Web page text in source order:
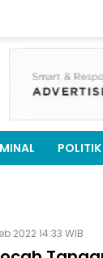
POLITIK
2022 14:33 WIB